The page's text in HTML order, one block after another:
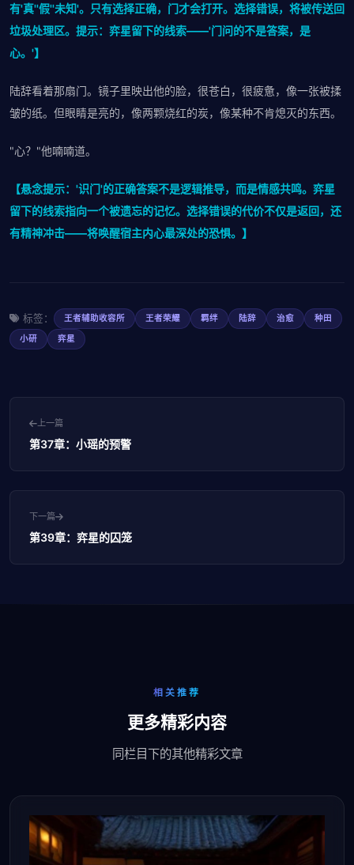
有'真''假''未知'。只有选择正确，门才会打开。选择错误，将被传送回
垃圾处理区。提示：弈星留下的线索——'门问的不是答案，是
心。'】
陆辞看着那扇门。镜子里映出他的脸，很苍白，很疲惫，像一张被揉
皱的纸。但眼睛是亮的，像两颗烧红的炭，像某种不肯熄灭的东西。
"心？"他喃喃道。
【悬念提示：'识门'的正确答案不是逻辑推导，而是情感共鸣。弈星
留下的线索指向一个被遗忘的记忆。选择错误的代价不仅是返回，还
有精神冲击——将唤醒宿主内心最深处的恐惧。】
标签： 王者辅助收容所 王者荣耀 羁绊 陆辞 治愈
种田
小研
弈星
上一篇
第37章：小瑶的预警
下一篇
第39章：弈星的囚笼
相关推荐
更多精彩内容
同栏目下的其他精彩文章